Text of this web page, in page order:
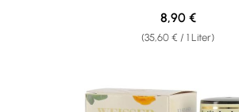
(35,60 € / 1 Liter)
Regulärer Preis:
8,90 €